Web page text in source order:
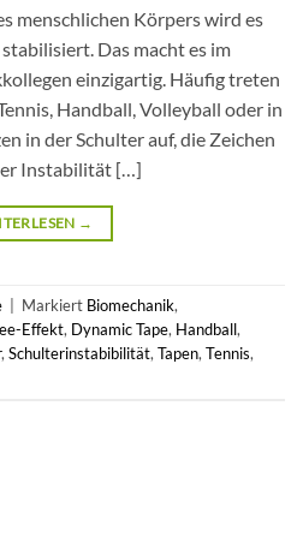
menschlichen Körpers wird es
Das macht es im
einzigartig. Häufig treten
Handball, Volleyball oder in
in der Schulter auf, die Zeichen
Instabilität […]
→
Markiert Biomechanik,
Effekt, Dynamic Tape, Handball,
, Schulterinstabibilität, Tapen, Tennis,